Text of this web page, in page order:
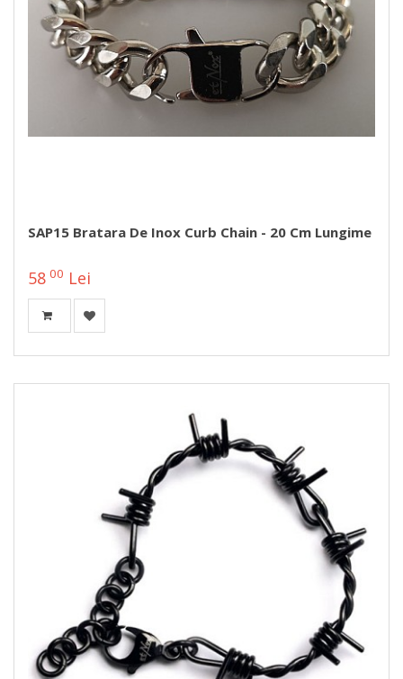
SAP15 Bratara De Inox Curb Chain - 20 Cm Lungime
58 00 Lei